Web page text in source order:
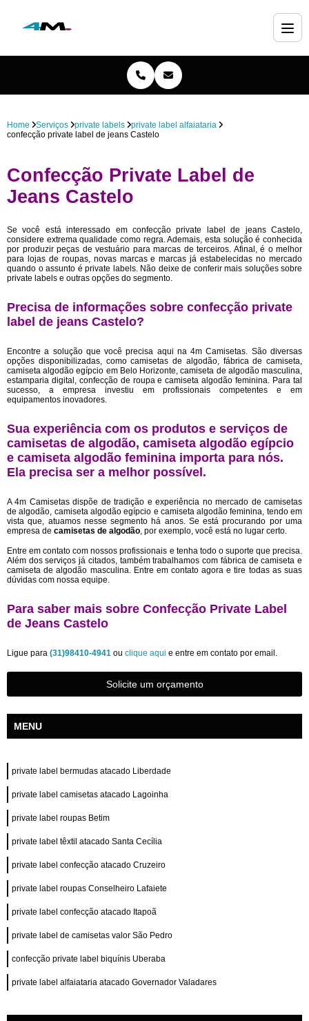
Home Serviços private labels
private label alfaiataria
confecção private label de jeans Castelo
Confecção Private Label de
Jeans Castelo
Se você está interessado em confecção private label de jeans Castelo,
considere extrema qualidade como regra. Ademais, esta solução é conhecida
por produzir peças de vestuário para marcas de terceiros. Afinal, é o melhor
para lojas de roupas, novas marcas e marcas já estabelecidas no mercado
quando o assunto é private labels. Não deixe de conferir mais soluções sobre
private labels e outras opções do segmento.
Precisa de informações sobre confecção private
label de jeans Castelo?
Encontre a solução que você precisa aqui na 4m Camisetas. São diversas
opções disponibilizadas, como camisetas de algodão, fábrica de camiseta,
camiseta algodão egípcio em Belo Horizonte, camiseta de algodão masculina,
estamparia digital, confecção de roupa e camiseta algodão feminina. Para tal
sucesso, a empresa investiu em profissionais competentes e em
equipamentos inovadores.
Sua experiência com os produtos e serviços de
camisetas de algodão, camiseta algodão egípcio
e camiseta algodão feminina importa para nós.
Ela precisa ser a melhor possível.
A 4m Camisetas dispõe de tradição e experiência no mercado de camisetas
de algodão, camiseta algodão egípcio e camiseta algodão feminina, tendo em
vista que, atuamos nesse segmento há anos. Se está procurando por uma
empresa de camisetas de algodão, por exemplo, você está no lugar certo.
Entre em contato com nossos profissionais e tenha todo o suporte que precisa.
Além dos serviços já citados, também trabalhamos com fábrica de camiseta e
camiseta de algodão masculina. Entre em contato agora e tire todas as suas
dúvidas com nossa equipe.
Para saber mais sobre Confecção Private Label
de Jeans Castelo
Ligue para (31)98410-4941 ou clique aqui e entre em contato por email.
Solicite um orçamento
MENU
private label bermudas atacado Liberdade
private label camisetas atacado Lagoinha
private label roupas Betim
private label têxtil atacado Santa Cecília
private label confecção atacado Cruzeiro
private label roupas Conselheiro Lafaiete
private label confecção atacado Itapoã
private label de camisetas valor São Pedro
confecção private label biquínis Uberaba
private label alfaiataria atacado Governador Valadares